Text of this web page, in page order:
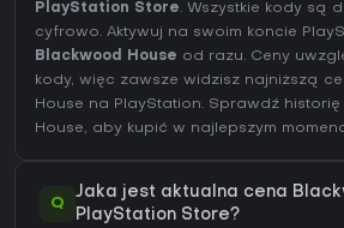
PlayStation Store. Wszystkie kody są
cyfrowo. Aktywuj na swoim koncie
Blackwood House od razu. Ceny
kody, więc zawsze widzisz najniższą
House na PlayStation. Sprawdź
House, aby kupić w najlepszym
Q
Jaka jest aktualna cena
PlayStation Store?